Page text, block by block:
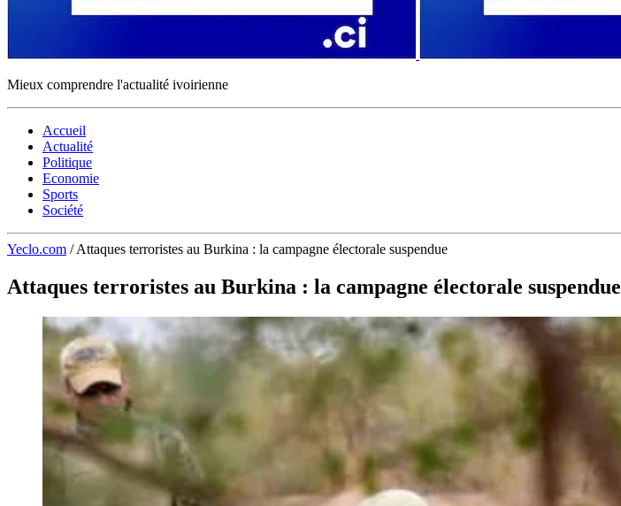
Mieux comprendre l'actualité ivoirienne
Accueil
Actualité
Politique
Economie
Sports
Société
Yeclo.com / Attaques terroristes au Burkina : la campagne électorale suspendue
Attaques terroristes au Burkina : la campagne électorale suspendue